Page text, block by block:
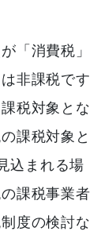
「消費税」
非課税です
税対象とな
課税対象と
込まれる場
課税事業者
度の検討な